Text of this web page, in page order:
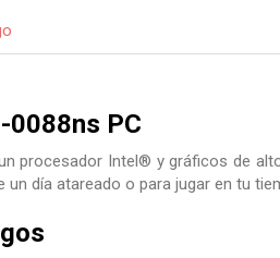
0088ns PC
procesador Intel® y gráficos de
día atareado o para jugar en tu